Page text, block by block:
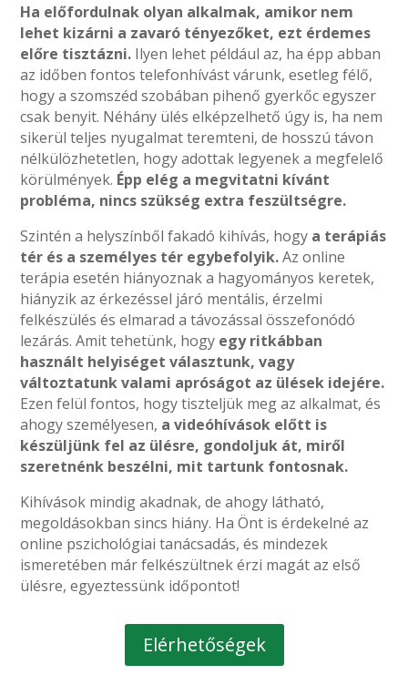
Ha előfordulnak olyan alkalmak, amikor nem
lehet kizárni a zavaró tényezőket, ezt érdemes
előre tisztázni. Ilyen lehet például az, ha épp abban
az időben fontos telefonhívást várunk, esetleg félő,
hogy a szomszéd szobában pihenő gyerkőc egyszer
csak benyit. Néhány ülés elképzelhető úgy is, ha nem
sikerül teljes nyugalmat teremteni, de hosszú távon
nélkülözhetetlen, hogy adottak legyenek a megfelelő
körülmények. Épp elég a megvitatni kívánt
probléma, nincs szükség extra feszültségre.
Szintén a helyszínből fakadó kihívás, hogy a terápiás
tér és a személyes tér egybefolyik.Az online
terápia esetén hiányoznak a hagyományos keretek,
hiányzik az érkezéssel járó mentális, érzelmi
felkészülés és elmarad a távozással összefonódó
lezárás. Amit tehetünk, hogy egy ritkábban
használt helyiséget választunk, vagy
változtatunk valami apróságot az ülések idejére.
Ezen felül fontos, hogy tiszteljük meg az alkalmat, és
ahogy személyesen, a videóhívások előtt is
készüljünk fel az ülésre, gondoljuk át, miről
szeretnénk beszélni, mit tartunk fontosnak.
Kihívások mindig akadnak, de ahogy látható,
megoldásokban sincs hiány. Ha Önt is érdekelné az
online pszichológiai tanácsadás, és mindezek
ismeretében már felkészültnek érzi magát az első
ülésre, egyeztessünk időpontot!
Elérhetőségek